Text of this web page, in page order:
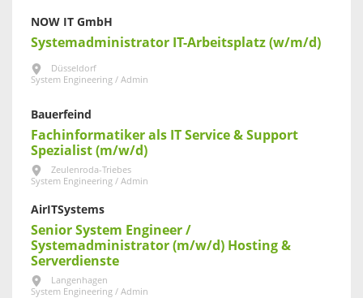
NOW IT GmbH
Systemadministrator IT-Arbeitsplatz (w/m/d)
Düsseldorf
System Engineering / Admin
Bauerfeind
Fachinformatiker als IT Service & Support
Spezialist (m/w/d)
Zeulenroda-Triebes
System Engineering / Admin
AirITSystems
Senior System Engineer /
Systemadministrator (m/w/d) Hosting &
Serverdienste
Langenhagen
System Engineering / Admin